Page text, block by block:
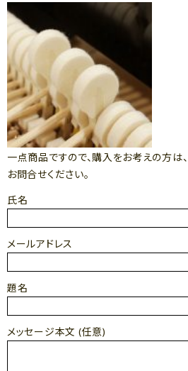
一点商品ですので、購入をお考えの方は
お問合せください。
氏名
メールアドレス
題名
メッセージ本文 (任意)